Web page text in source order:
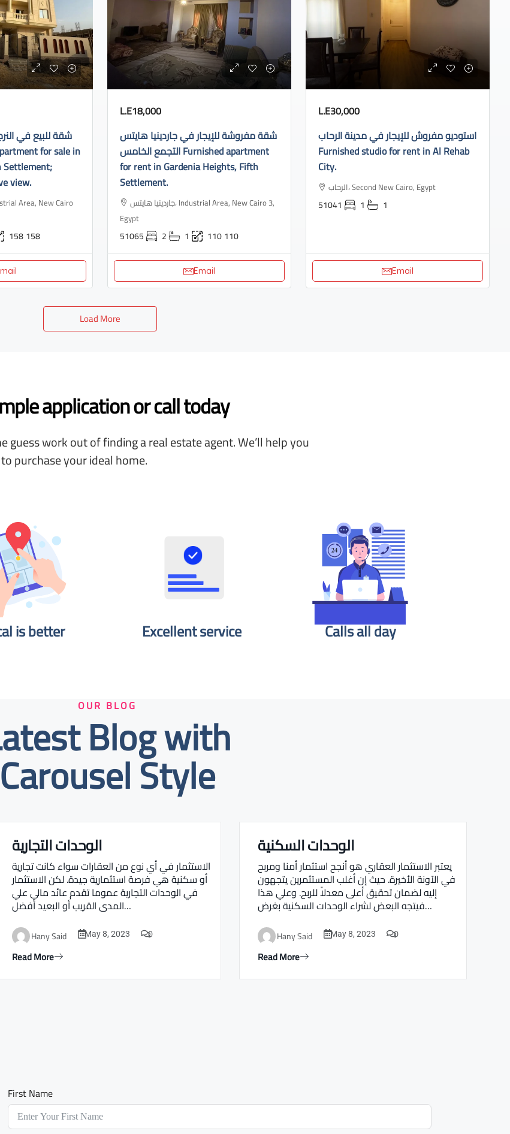
شقة للبيع في
Settlement;
view.
158158
L.E18,000
شقة مفروشة للإيجار في جاردينيا هايتس
التجمع الخامس Furnished apartment
for rent in Gardenia Heights, Fifth
Settlement.
جاردينيا هايتس، Industrial Area, New Cairo 3,
Egypt
51065 2 1 110110
Email
L.E30,000
استوديو مفروش للإيجار في مدينة الرحاب
Furnished studio for rent in Al Rehab
City.
الرحاب، Second New Cairo, Egypt
51041 1 1
Email
Load More
application or call today
work out of finding a real estate agent. We’ll help you
purchase your ideal home.
is better​ Excellent service Calls all day
OUR BLOG
Blog with
Carousel Style
Real estate Estate ville
الوحدات التجارية
الاستثمار في أي نوع من العقارات سواء كانت تجارية
أو سكنية هي فرصة استثمارية جيدة. لكن الاستثمار
في الوحدات التجارية عموما تقدم عائد مالي علي
المدى القريب أو البعيد أفضل…
Hany Said May 8, 2023 0
Read More
Real estate Estate ville
الوحدات السكنية
يعتبر الاستثمار العقاري هو أنجح استثمار أمنا ومربح
في الآونة الأخيرة. حيث إن أغلب المستثمرين يتجهون
إليه لضمان تحقيق أعلى معدلاً للربح. وعلي هذا
فيتجه البعض لشراء الوحدات السكنية بغرض…
Hany Said May 8, 2023 0
Read More
First Name